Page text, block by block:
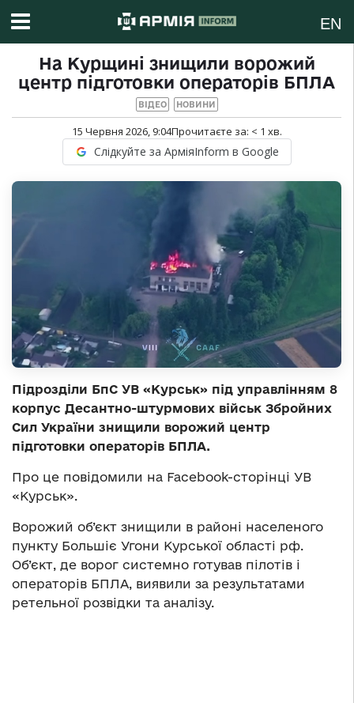
EN
На Курщині знищили ворожий
центр підготовки операторів БПЛА
ВІДЕО НОВИНИ
15 Червня 2026, 9:04Прочитаєте за: < 1 хв.
Слідкуйте за АрміяInform в Google
Підрозділи БпС УВ «Курськ» під управлінням 8
корпус Десантно-штурмових військ Збройних
Cил України знищили ворожий центр
підготовки операторів БПЛА.
Про це повідомили на Facebook-сторінці УВ
«Курськ».
Ворожий об’єкт знищили в районі населеного
пункту Большіє Угони Курської області рф.
Об’єкт, де ворог системно готував пілотів і
операторів БПЛА, виявили за результатами
ретельної розвідки та аналізу.